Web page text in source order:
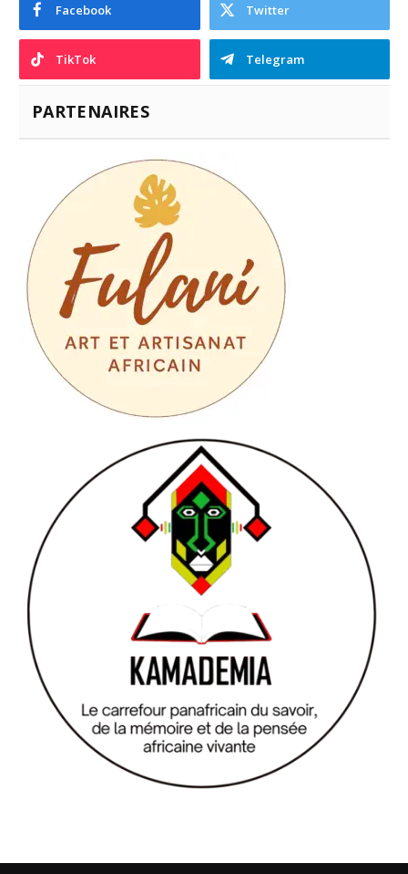
Facebook Twitter
TikTok Telegram
PARTENAIRES